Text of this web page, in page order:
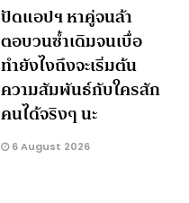
ปัดแอปฯ หาคู่จนล้า
ตอบวนซ้ำเดิมจนเบื่อ
ทำยังไงถึงจะเริ่มต้น
ความสัมพันธ์กับใครสัก
คนได้จริงๆ นะ
6 August 2026